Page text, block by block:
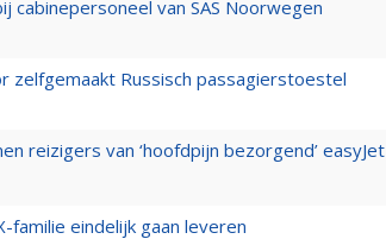
cabinepersoneel van SAS Noorwegen
zelfgemaakt Russisch passagierstoestel
reizigers van ‘hoofdpijn bezorgend’ easyJet
familie eindelijk gaan leveren